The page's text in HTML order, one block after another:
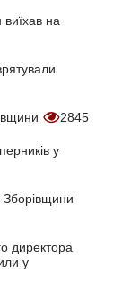
виїхав на
2845
у
Зборівщини
директора
у